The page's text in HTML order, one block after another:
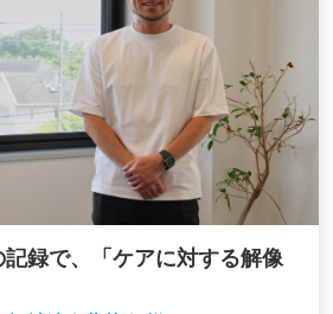
録で、「ケアに対する解像